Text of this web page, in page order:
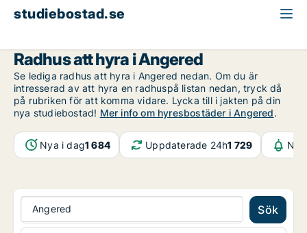
studiebostad.se
Radhus att hyra i Angered
Se lediga radhus att hyra i Angered nedan. Om du är
intresserad av att hyra en radhuspå listan nedan, tryck då
på rubriken för att komma vidare. Lycka till i jakten på din
nya studiebostad! Mer info om hyresbostäder i Angered.
Nya i dag1 684 Uppdaterade 24h1 729
Angered Sök